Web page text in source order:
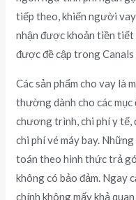
tiếp theo, khiến người
nhận được khoản tiền tiết
được đề cập trong
Các sản phẩm cho vay là
thường dành cho các
chương trình, chi phí y
chi phí vé máy bay.
toán theo hình thức trả
không có bảo đảm. Ngay
chính không mấy khả